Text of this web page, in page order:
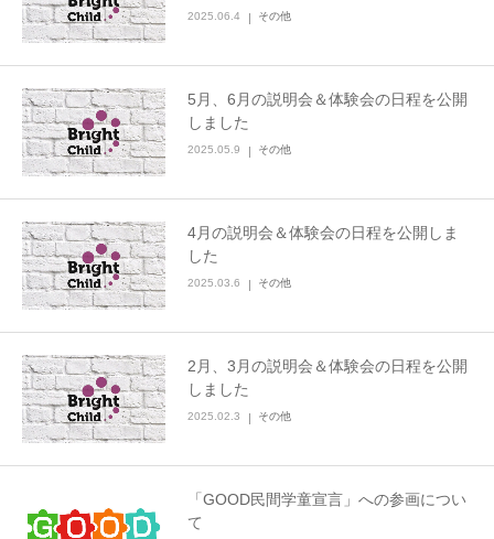
2025.06.4 その他
5月、6月の説明会＆体験会の日程を公開
しました
2025.05.9 その他
4月の説明会＆体験会の日程を公開しま
した
2025.03.6 その他
2月、3月の説明会＆体験会の日程を公開
しました
2025.02.3 その他
「GOOD民間学童宣言」への参画につい
て